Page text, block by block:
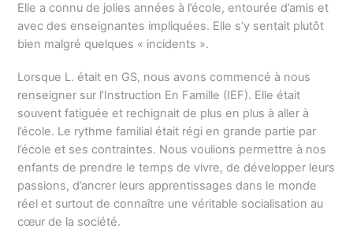
Elle a connu de jolies années à l’école, entourée d’amis et
avec des enseignantes impliquées. Elle s’y sentait plutôt
bien malgré quelques « incidents ».
Lorsque L. était en GS, nous avons commencé à nous
renseigner sur l’Instruction En Famille (IEF). Elle était
souvent fatiguée et rechignait de plus en plus à aller à
l’école. Le rythme familial était régi en grande partie par
l’école et ses contraintes. Nous voulions permettre à nos
enfants de prendre le temps de vivre, de développer leurs
passions, d’ancrer leurs apprentissages dans le monde
réel et surtout de connaître une véritable socialisation au
cœur de la société.